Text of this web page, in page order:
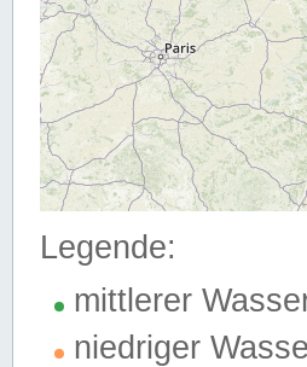
Legende:
mittlerer
niedriger